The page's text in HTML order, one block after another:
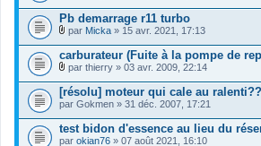
Pb demarrage r11 turbo
F
c
h
i
e
r
s
)
par Micka » 15 avr. 2021, 17:13
carburateur (Fuite à la pompe de
F
i
c
h
i
e
r
par thierry » 03 avr. 2009, 22:14
[résolu] moteur qui cale au
par Gokmen » 31 déc. 2007, 17:21
test bidon d'essence au lieu du
par okian76 » 07 août 2021, 16:10